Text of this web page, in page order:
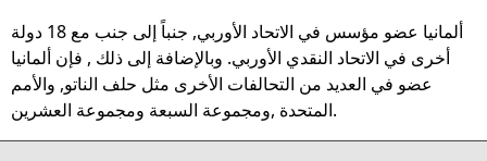
ألمانيا عضو مؤسس في الاتحاد الأوربي, جنباً إلى جنب مع 18 دولة
أخرى في الاتحاد النقدي الأوربي. وبالإضافة إلى ذلك , فإن ألمانيا
عضو في العديد من التحالفات الأخرى مثل حلف الناتو, والأمم
المتحدة ,ومجموعة السبعة ومجموعة العشرين.